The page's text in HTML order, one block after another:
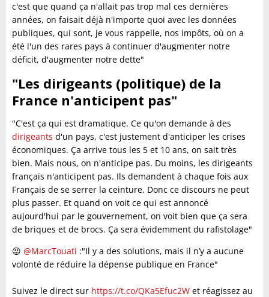
c'est que quand ça n'allait pas trop mal ces dernières
années, on faisait déjà n'importe quoi avec les données
publiques, qui sont, je vous rappelle, nos impôts, où on a
été l'un des rares pays à continuer d'augmenter notre
déficit, d'augmenter notre dette"
"Les dirigeants (politique) de la
France n'anticipent pas"
"C'est ça qui est dramatique. Ce qu'on demande à des
dirigeants d'un pays, c'est justement d'anticiper les crises
économiques. Ça arrive tous les 5 et 10 ans, on sait très
bien. Mais nous, on n'anticipe pas. Du moins, les dirigeants
français n'anticipent pas. Ils demandent à chaque fois aux
Français de se serrer la ceinture. Donc ce discours ne peut
plus passer. Et quand on voit ce qui est annoncé
aujourd'hui par le gouvernement, on voit bien que ça sera
de briques et de brocs. Ça sera évidemment du rafistolage"
😡​ @MarcTouati :"Il y a des solutions, mais il n’y a aucune
volonté de réduire la dépense publique en France"
Suivez le direct sur https://t.co/QKa5Efuc2W et réagissez au